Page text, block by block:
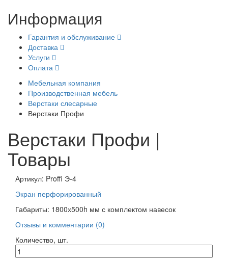
Информация
Гарантия и обслуживание
Доставка
Услуги
Оплата
Мебельная компания
Производственная мебель
Верстаки слесарные
Верстаки Профи
Верстаки Профи |
Товары
Артикул: Proffi Э-4
Экран перфорированный
Габариты: 1800х500h мм с комплектом навесок
Отзывы и комментарии (0)
Количество, шт.